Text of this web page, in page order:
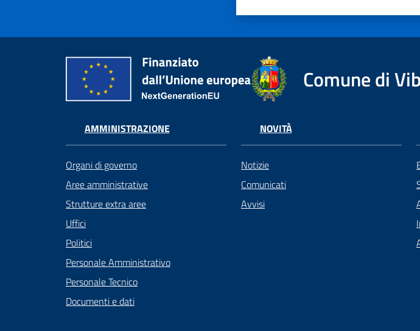
Comune di
AMMINISTRAZIONE
Organi di governo
Aree amministrative
Strutture extra aree
Uffici
Politici
Personale Amministrativo
Personale Tecnico
Documenti e dati
NOVITÀ
Notizie
Comunicati
Avvisi